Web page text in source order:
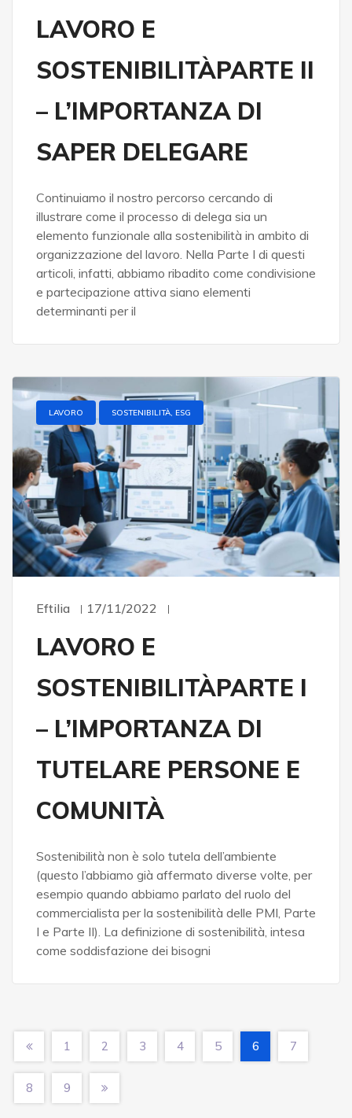
LAVORO E
SOSTENIBILITÀPARTE II
– L’IMPORTANZA DI
SAPER DELEGARE
Continuiamo il nostro percorso cercando di
illustrare come il processo di delega sia un
elemento funzionale alla sostenibilità in ambito di
organizzazione del lavoro. Nella Parte I di questi
articoli, infatti, abbiamo ribadito come condivisione
e partecipazione attiva siano elementi
determinanti per il
LAVORO SOSTENIBILITÀ, ESG
Eftilia 17/11/2022
LAVORO E
SOSTENIBILITÀPARTE I
– L’IMPORTANZA DI
TUTELARE PERSONE E
COMUNITÀ
Sostenibilità non è solo tutela dell’ambiente
(questo l’abbiamo già affermato diverse volte, per
esempio quando abbiamo parlato del ruolo del
commercialista per la sostenibilità delle PMI, Parte
I e Parte II). La definizione di sostenibilità, intesa
come soddisfazione dei bisogni
1 2 3 4 5 6 7
8 9